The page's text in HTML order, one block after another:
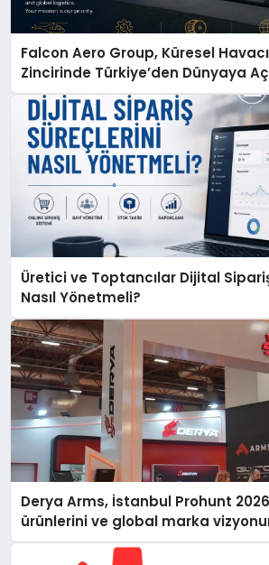
Falcon Aero Group, Küresel
Zincirinde Türkiye’den Dünyaya
Üretici ve Toptancılar Dijital
Nasıl Yönetmeli?
Derya Arms, İstanbul Prohunt
ürünlerini ve global marka